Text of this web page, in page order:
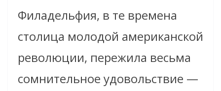
Филадельфия, в те времена
столица молодой американской
революции, пережила весьма
сомнительное удовольствие —